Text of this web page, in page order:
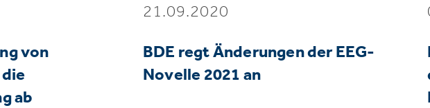
von
ab
21.09.2020
BDE regt Änderungen der EEG-
Novelle 2021 an